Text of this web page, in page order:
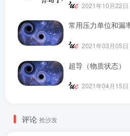
2021年10月22日
常用压力单位和漏
2021年03月05日
超导（物质状态）
2021年04月15日
评论 抢沙发